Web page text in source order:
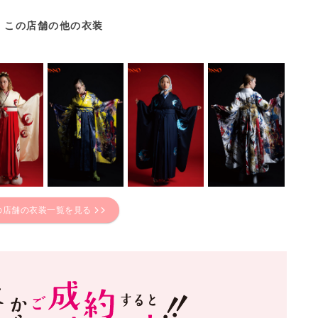
この店舗の他の衣装
店舗の衣装一覧を見る